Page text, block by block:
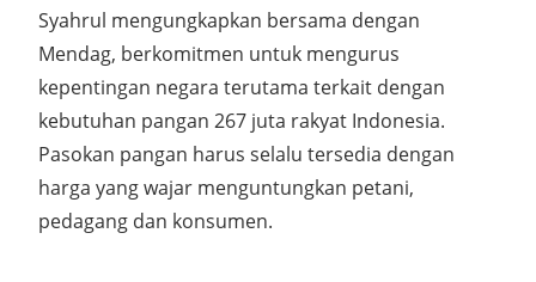
Syahrul mengungkapkan bersama dengan
Mendag, berkomitmen untuk mengurus
kepentingan negara terutama terkait dengan
kebutuhan pangan 267 juta rakyat Indonesia.
Pasokan pangan harus selalu tersedia dengan
harga yang wajar menguntungkan petani,
pedagang dan konsumen.